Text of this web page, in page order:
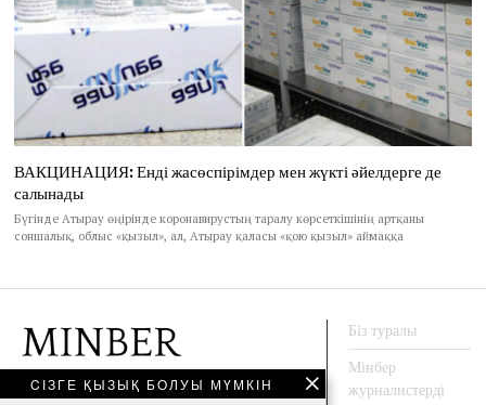
ВАКЦИНАЦИЯ: Енді жасөспірімдер мен жүкті әйелдерге де
салынады
Бүгінде Атырау өңірінде коронавирустың таралу көрсеткішінің артқаны
соншалық, облыс «қызыл», ал, Атырау қаласы «қою қызыл» аймаққа
CІЗГЕ ҚЫЗЫҚ БОЛУЫ МҮМКІН
Біз туралы
Мінбер
журналистерді